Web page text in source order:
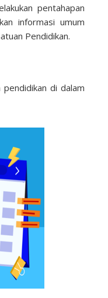
pentahapan
informasi umum
Pendidikan.
di dalam